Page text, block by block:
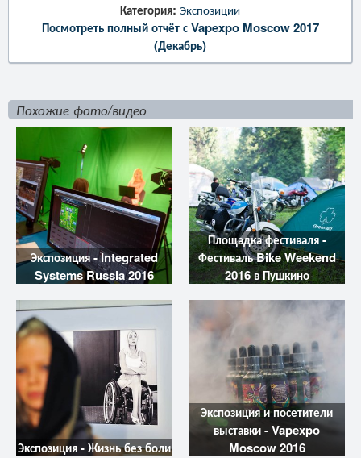
Категория: Экспозиции
Посмотреть полный отчёт с Vapexpo Moscow 2017
(Декабрь)
Похожие фото/видео
Экспозиция - Integrated
Systems Russia 2016
Площадка фестиваля -
Фестиваль Bike Weekend
2016 в Пушкино
Экспозиция - Жизнь без боли
Экспозиция и посетители
выставки - Vapexpo
Moscow 2016